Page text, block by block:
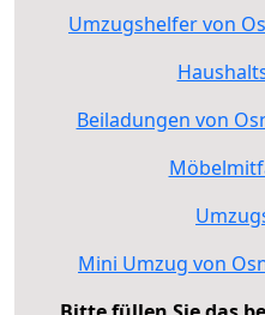
Umzugshelfer von
Beiladungen von
Mini Umzug von